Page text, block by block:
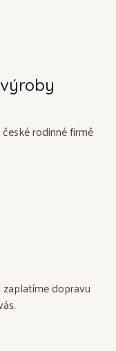
rodinné firmě
dopravu